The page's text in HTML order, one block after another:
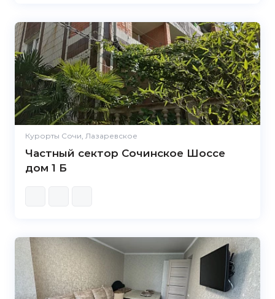
Курорты Сочи, Лазаревское
Частный сектор Сочинское Шоссе
дом 1 Б